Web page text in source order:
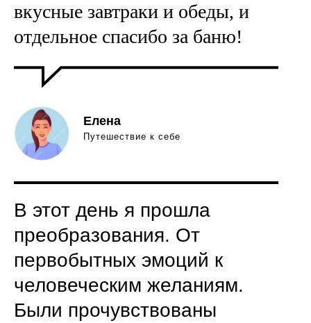
вкусные завтраки и обеды, и
отдельное спасибо за баню!
Елена
Путешествие к себе
В этот день я прошла
преобразования. От
первобытных эмоций к
человеческим желаниям.
Были прочувствованы